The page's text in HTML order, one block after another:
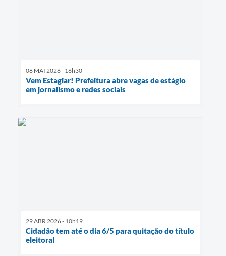
08 MAI 2026 - 16h30
Vem Estagiar! Prefeitura abre vagas de estágio
em jornalismo e redes sociais
29 ABR 2026 - 10h19
Cidadão tem até o dia 6/5 para quitação do título
eleitoral